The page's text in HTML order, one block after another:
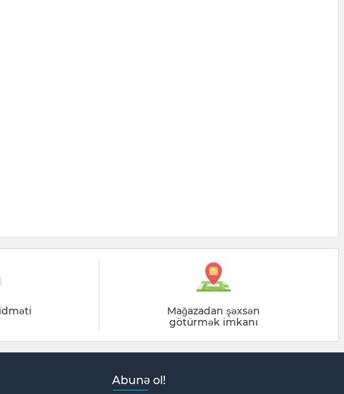
Mağazadan şəxsən
götürmək imkanı
Abunə ol!